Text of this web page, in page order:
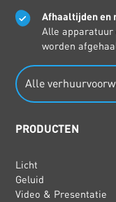
Afhaaltijden en
Alle apparatuur
worden
Alle
PRODUCTEN
Licht
Geluid
Video & Presentatie